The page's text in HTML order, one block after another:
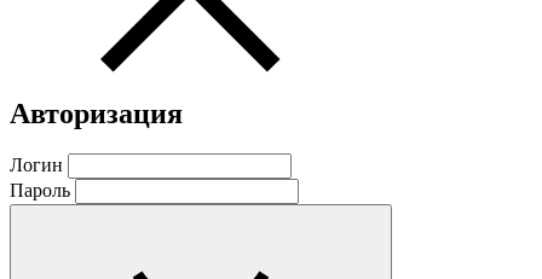
Авторизация
Логин
Пароль